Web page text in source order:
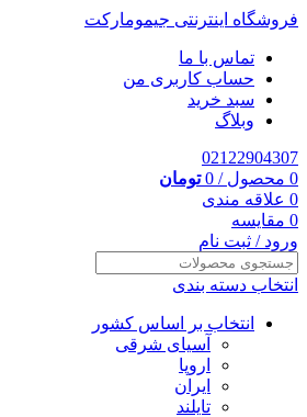
فروشگاه اینترنتی جیمومارکت
تماس با ما
حساب کاربری من
سبد خرید
وبلاگ
02122904307
0 محصول /
0 تومان
0 علاقه مندی
0 مقایسه
ورود / ثبت نام
انتخاب دسته بندی
انتخاب بر اساس کشور
آسیای شرقی
اروپا
ایران
تایلند